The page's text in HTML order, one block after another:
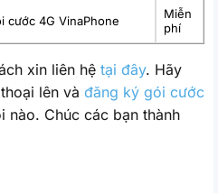
cước 4G VinaPhone
Miễn
phí
xin liên hệ tại đây. Hãy
lên và đăng ký gói cước
nào. Chúc các bạn thành